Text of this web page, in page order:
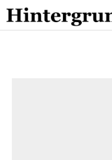
Skip
to
content